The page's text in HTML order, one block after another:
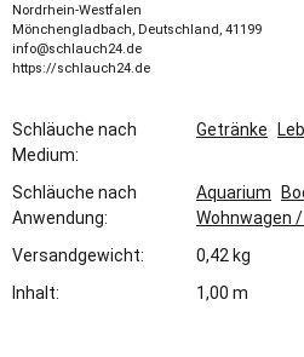
Nordrhein-Westfalen
Mönchengladbach, Deutschland, 41199
info@schlauch24.de
https://schlauch24.de
Schläuche nach
Medium:
Getränke
Schläuche nach
Anwendung:
Aquarium
Wohnwagen
Versandgewicht:
0,42 kg
Inhalt:
1,00 m